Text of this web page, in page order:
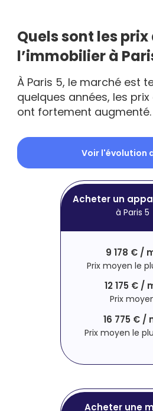
Quels sont les prix
l’immobilier à
À Paris 5, le marché est
quelques années, les prix
ont fortement augmenté.
Voir l'évolution
Acheter un
à Paris 5
9 178 € /
Prix moyen le
12 175 € /
Prix
16 775 € /
Prix moyen le
Acheter une